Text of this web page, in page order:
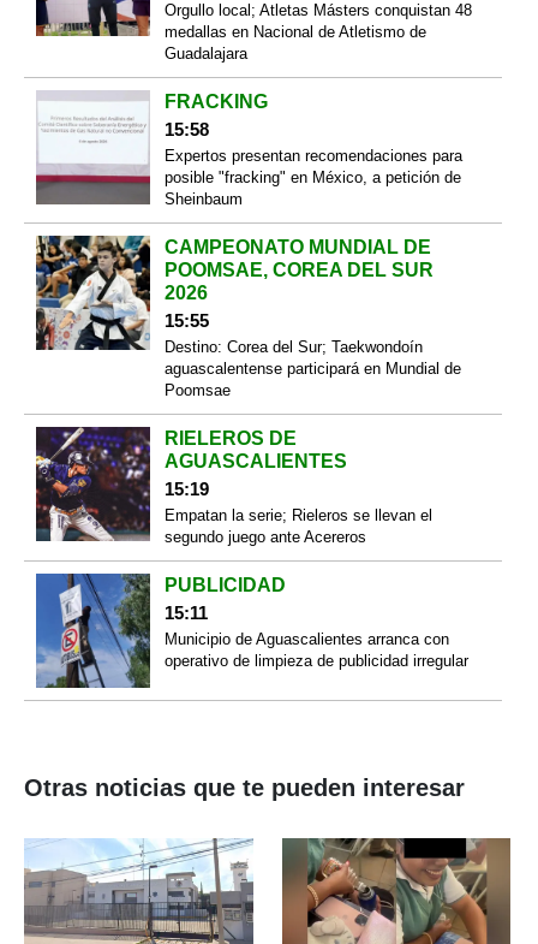
Orgullo local; Atletas Másters conquistan 48
medallas en Nacional de Atletismo de
Guadalajara
FRACKING
15:58
Expertos presentan recomendaciones para
posible "fracking" en México, a petición de
Sheinbaum
CAMPEONATO MUNDIAL DE
POOMSAE, COREA DEL SUR
2026
15:55
Destino: Corea del Sur; Taekwondoín
aguascalentense participará en Mundial de
Poomsae
RIELEROS DE
AGUASCALIENTES
15:19
Empatan la serie; Rieleros se llevan el
segundo juego ante Acereros
PUBLICIDAD
15:11
Municipio de Aguascalientes arranca con
operativo de limpieza de publicidad irregular
Otras noticias que te pueden interesar